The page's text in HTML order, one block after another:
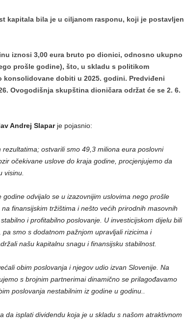
kapitala bila je u ciljanom rasponu, koji je postavljen
iznosi 3,00 eura bruto po dionici, odnosno ukupno
prošle godine), što, u skladu s politikom
dobiti u 2025. godini. Predviđeni
Ovogodišnja skupština dioničara održat će se 2. 6.
Andrej Slaparje pojasnio:
ostvarili smo 49,3 miliona eura poslovni
očekivane uslove do kraja godine, procjenjujemo da
visinu.
odvijalo se u izazovnijim uslovima nego prošle
finansijskim tržištima i nešto većih prirodnih masovnih
i profitabilno poslovanje. U investicijskom dijelu bili
smo s dodatnom pažnjom upravljali rizicima i
našu kapitalnu snagu i finansijsku stabilnost.
obim poslovanja i njegov udio izvan Slovenije. Na
s brojnim partnerimai dinamično se prilagođavamo
poslovanja nestabilnim iz godine u godinu..
da isplati dividendu koja je u skladu s našom atraktivnom